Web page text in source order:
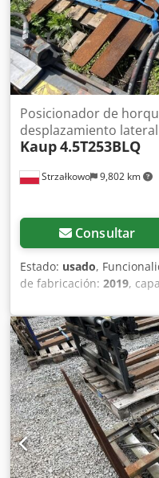
Strzałkowo 9,802 km
Posicionador de
desplazamiento
Kaup4.5T253BLQ
Consultar
Estado: usado,
de fabricación: 2019,
Deslizador lateral Clase
Estado: Listo para su
técnico: bueno
Iorf ISO 3A (51 cm)
Horquillas: 2A, 1200 mm